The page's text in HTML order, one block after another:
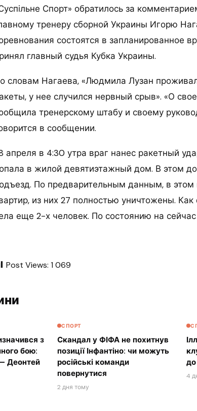
Спорт» обратилось за
тренеру сборной Украины Игорю
состоятся в запланированное
главный судья Кубка Украины.
словам Нагаева, «Людмила Лузан
у нее случился нервный срыв». «О
тренерскому штабу и своему
в сообщении.
апреля в 4:30 утра враг нанес ракетный
в жилой девятиэтажный дом. В этом
По предварительным данным, в
из них 27 полностью уничтожены.
еще 2-х человек. По состоянию на сейчас
Post Views: 1 069
з
бою:
Деонтей
СПОРТ
Скандал у ФІФА не похитнув
позиції Інфантіно: чи можуть
російські команди
повернутися
2 дня тому
до
4